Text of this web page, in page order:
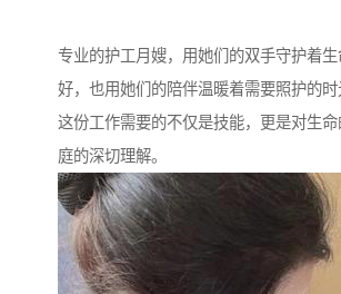
专业的护工月嫂，用她们的双手守护着
好，也用她们的陪伴温暖着需要照护的时
这份工作需要的不仅是技能，更是对生
庭的深切理解。